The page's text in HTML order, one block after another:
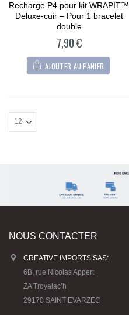
0
out
of
Recharge P4 pour kit WRAPIT™
Deluxe-cuir – Pour 1 bracelet
double
7,90€
AJOUTER AU PANIER
NOUS CONTACTER
CREATIVE IMPORTS SAS:
6B, rue Nicolas Appert
ZA Troyalac’h
29170 SAINT EVARZEC